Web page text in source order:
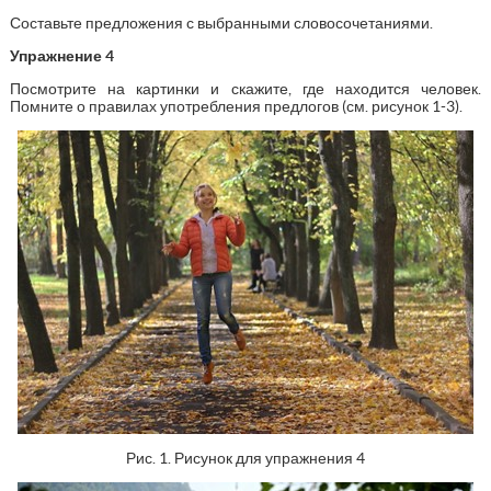
Составьте предложения с выбранными словосочетаниями.
Упражнение 4
Посмотрите на картинки и скажите, где находится человек.
Помните о правилах употребления предлогов (см. рисунок 1-3).
Рис. 1. Рисунок для упражнения 4